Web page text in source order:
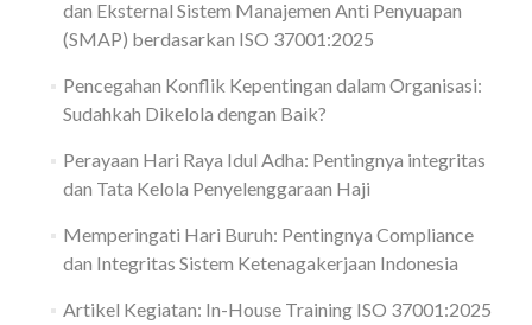
dan Eksternal Sistem Manajemen Anti Penyuapan
(SMAP) berdasarkan ISO 37001:2025
Pencegahan Konflik Kepentingan dalam Organisasi:
Sudahkah Dikelola dengan Baik?
Perayaan Hari Raya Idul Adha: Pentingnya integritas
dan Tata Kelola Penyelenggaraan Haji
Memperingati Hari Buruh: Pentingnya Compliance
dan Integritas Sistem Ketenagakerjaan Indonesia
Artikel Kegiatan: In-House Training ISO 37001:2025